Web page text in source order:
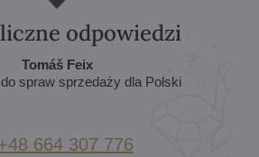
odpowiedzi
Tomáš Feix
spraw sprzedaży dla Polski
664 307 776